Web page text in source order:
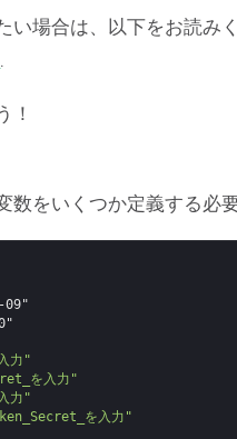
場合は、以下をお読みく
.
！
をいくつか定義する必
09"
力"
を入力"
力"
を入力"